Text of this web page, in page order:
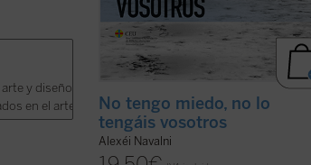
No tengo miedo, no lo
tengáis vosotros
Alexéi Navalni